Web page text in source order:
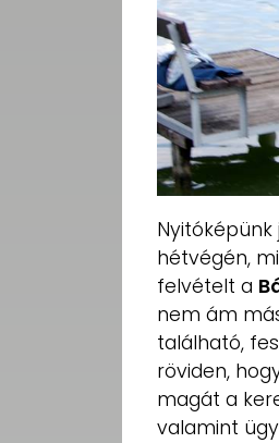
hétvégén,
felvételt a
nem ám
található,
röviden,
magát a
valamint